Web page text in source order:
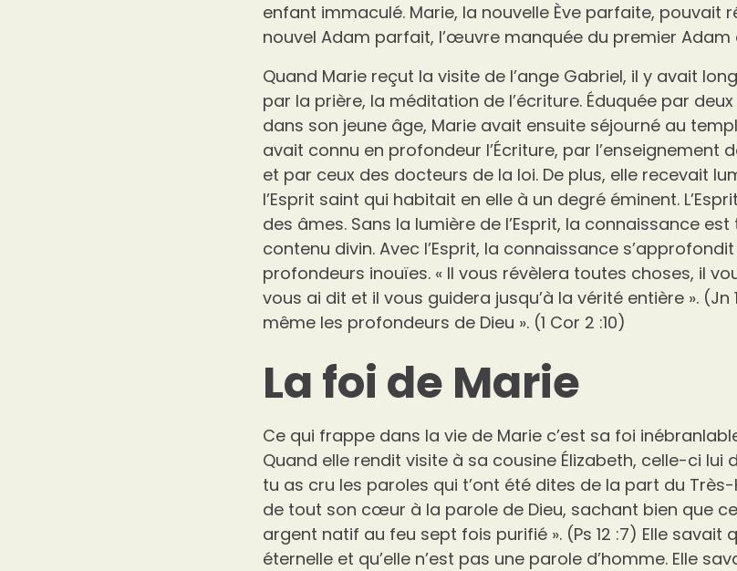
enfant immaculé. Marie, la nouvelle Ève parfaite, pouvait
nouvel Adam parfait, l’œuvre manquée du premier Adam
Quand Marie reçut la visite de l’ange Gabriel, il y avait
par la prière, la méditation de l’écriture. Éduquée par
dans son jeune âge, Marie avait ensuite séjourné au
avait connu en profondeur l’Écriture, par l’enseignement
et par ceux des docteurs de la loi. De plus, elle recevait
l’Esprit saint qui habitait en elle à un degré éminent.
des âmes. Sans la lumière de l’Esprit, la connaissance
contenu divin. Avec l’Esprit, la connaissance
profondeurs inouïes. « Il vous révèlera toutes choses, il
vous ai dit et il vous guidera jusqu’à la vérité entière ». (Jn
même les profondeurs de Dieu ». (1 Cor 2 :10)
La foi de Marie
Ce qui frappe dans la vie de Marie c’est sa foi
Quand elle rendit visite à sa cousine Élizabeth, celle-ci lui
tu as cru les paroles qui t’ont été dites de la part du Très-
de tout son cœur à la parole de Dieu, sachant bien que
argent natif au feu sept fois purifié ». (Ps 12 :7) Elle savait
éternelle et qu’elle n’est pas une parole d’homme. Elle